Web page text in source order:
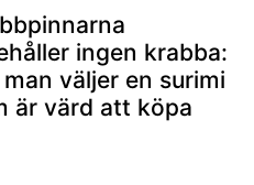
ingen krabba:
väljer en surimi
är värd att köpa